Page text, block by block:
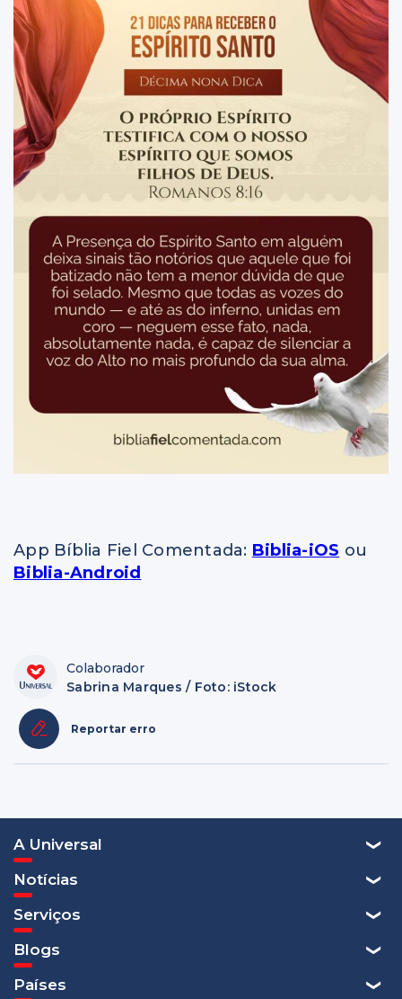
App Bíblia Fiel Comentada: Biblia-iOS ou
Biblia-Android
Colaborador
Sabrina Marques / Foto: iStock
Reportar erro
A Universal
Notícias
Serviços
Blogs
Países